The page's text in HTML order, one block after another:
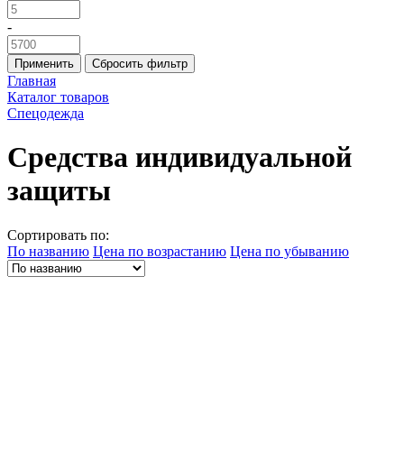
-
Применить Сбросить фильтр
Главная
Каталог товаров
Спецодежда
Средства индивидуальной
защиты
Сортировать по:
По названию Цена по возрастанию Цена по убыванию